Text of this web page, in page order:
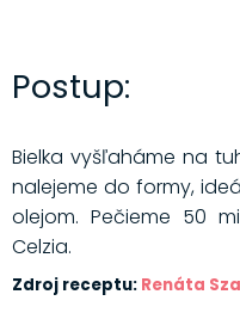
Postup:
Bielka vyšľaháme na
nalejeme do formy,
olejom. Pečieme 50
Celzia.
Zdroj receptu: Renáta